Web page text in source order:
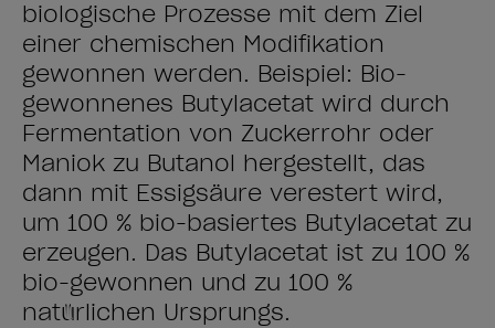
biologische Prozesse mit dem Ziel
einer chemischen Modifikation
gewonnen werden. Beispiel: Bio-
gewonnenes Butylacetat wird durch
Fermentation von Zuckerrohr oder
Maniok zu Butanol hergestellt, das
dann mit Essigsäure verestert wird,
um 100 % bio-basiertes Butylacetat zu
erzeugen. Das Butylacetat ist zu 100 %
bio-gewonnen und zu 100 %
natürlichen Ursprungs.